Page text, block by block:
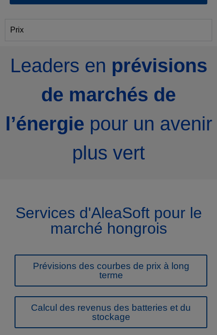
Prix
Leaders en prévisions
de marchés de
l’énergie pour un avenir
plus vert
Services d'AleaSoft pour le
marché hongrois
Prévisions des courbes de prix à long
terme
Calcul des revenus des batteries et du
stockage